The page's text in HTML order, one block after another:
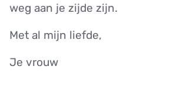
weg aan je zijde zijn.
Met al mijn liefde,
Je vrouw